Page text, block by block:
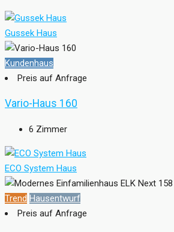
Gussek Haus
Kundenhaus
Preis auf Anfrage
Vario-Haus 160
6 Zimmer
ECO System Haus
Trend Hausentwurf
Preis auf Anfrage